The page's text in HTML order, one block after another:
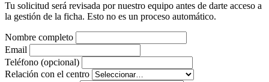
Tu solicitud será revisada por nuestro equipo antes de darte acceso a
la gestión de la ficha. Esto no es un proceso automático.
Nombre completo
Email
Teléfono (opcional)
Relación con el centro